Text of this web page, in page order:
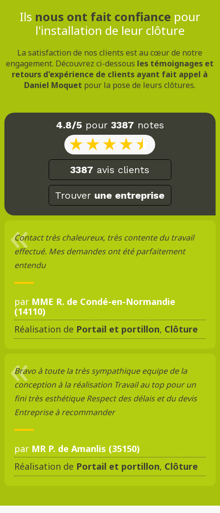
Ils nous ont fait confiance pour
l'installation de leur clôture
La satisfaction de nos clients est au cœur de notre
engagement. Découvrez ci-dessous les témoignages et
retours d'expérience de clients ayant fait appel à
Daniel Moquet pour la pose de leurs clôtures.
4.8/5pour 3387 notes
3387 avis clients
Trouver une entreprise
Contact très chaleureux, très contente du travail
effectué. Mes demandes ont été parfaitement
entendu
par MME R. de Condé-en-Normandie
(14110)
Réalisation de Portail et portillon, Clôture
Bravo à toute la très sympathique equipe de la
conception à la réalisation Travail au top pour un
fini très esthétique Respect des délais et du devis
Entreprise à recommander
par MR P. de Amanlis (35150)
Réalisation de Portail et portillon, Clôture